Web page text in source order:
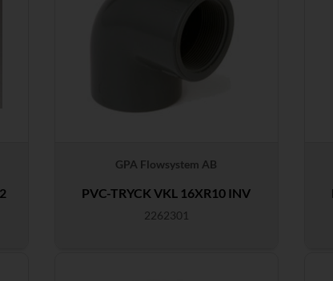
GPA Flowsystem AB
PVC-TRYCK VKL 16XR10 INV
2262301